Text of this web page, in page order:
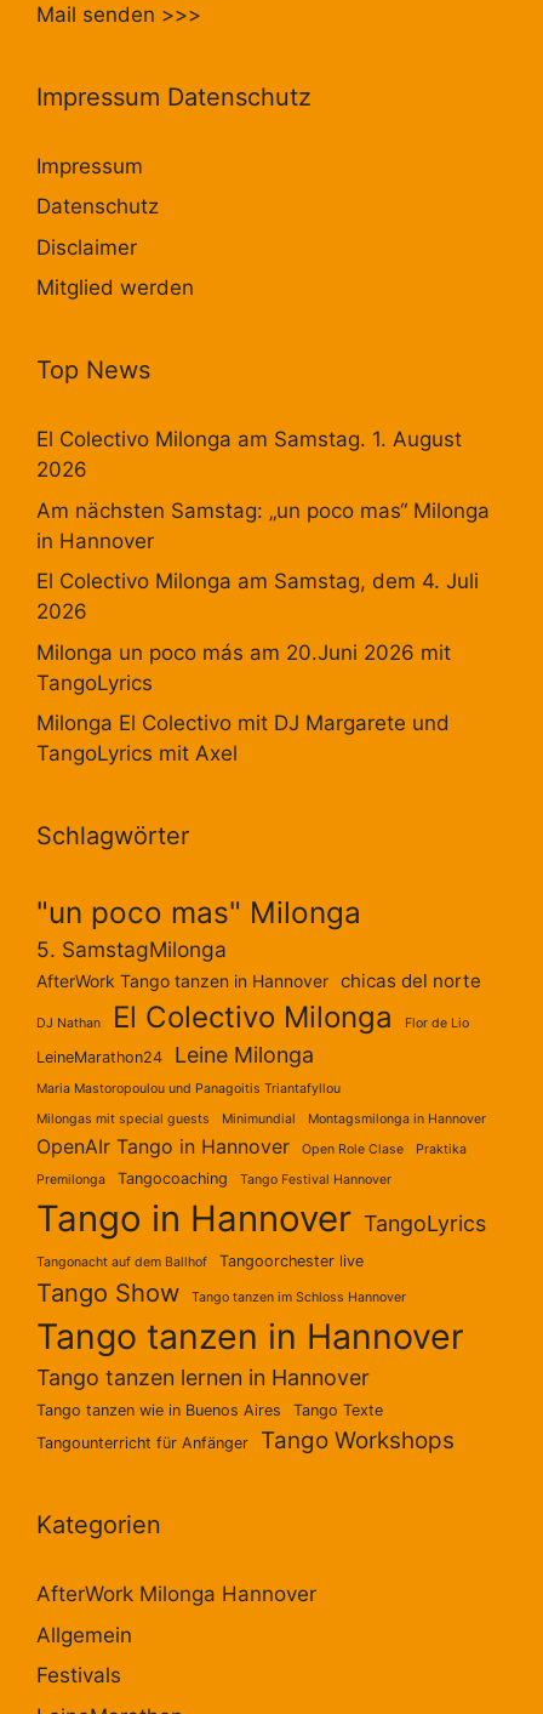
Mail senden >>>
Impressum Datenschutz
Impressum
Datenschutz
Disclaimer
Mitglied werden
Top News
El Colectivo Milonga am Samstag. 1. August
2026
Am nächsten Samstag: „un poco mas“ Milonga
in Hannover
El Colectivo Milonga am Samstag, dem 4. Juli
2026
Milonga un poco más am 20.Juni 2026 mit
TangoLyrics
Milonga El Colectivo mit DJ Margarete und
TangoLyrics mit Axel
Schlagwörter
"un poco mas" Milonga
5. SamstagMilonga
AfterWork Tango tanzen in Hannover chicas del norte
DJ Nathan El Colectivo Milonga Flor de Lio
LeineMarathon24 Leine Milonga
Maria Mastoropoulou und Panagoitis Triantafyllou
Milongas mit special guests
Minimundial Montagsmilonga in Hannover
OpenAIr Tango in Hannover Open Role Clase
Praktika
Premilonga
Tangocoaching Tango Festival Hannover
Tango in Hannover TangoLyrics
Tangonacht auf dem Ballhof Tangoorchester live
Tango Show Tango tanzen im Schloss Hannover
Tango tanzen in Hannover
Tango tanzen lernen in Hannover
Tango tanzen wie in Buenos Aires
Tango Texte
Tangounterricht für Anfänger
Tango Workshops
Kategorien
AfterWork Milonga Hannover
Allgemein
Festivals